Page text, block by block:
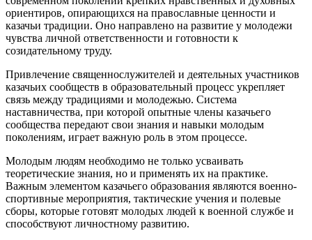
ориентиров, опирающихся на православные ценности и
казачьи традиции. Оно направлено на развитие у молодежи
чувства личной ответственности и готовности к
созидательному труду.
Привлечение священнослужителей и деятельных участников
казачьих сообществ в образовательный процесс укрепляет
связь между традициями и молодежью. Система
наставничества, при которой опытные члены казачьего
сообщества передают свои знания и навыки молодым
поколениям, играет важную роль в этом процессе.
Молодым людям необходимо не только усваивать
теоретические знания, но и применять их на практике.
Важным элементом казачьего образования являются военно-
спортивные мероприятия, тактические учения и полевые
сборы, которые готовят молодых людей к военной службе и
способствуют личностному развитию.